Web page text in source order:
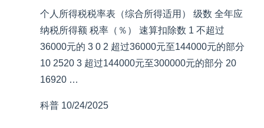
个人所得税税率表（综合所得适用） 级数 全年应
纳税所得额 税率（％） 速算扣除数 1 不超过
36000元的 3 0 2 超过36000元至144000元的部分
10 2520 3 超过144000元至300000元的部分 20
16920 …
科普 10/24/2025